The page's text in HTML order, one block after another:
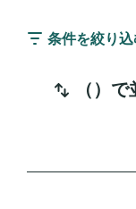
条件を絞り
（）